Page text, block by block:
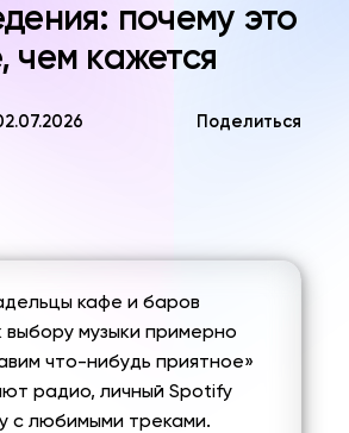
почему это
чем кажется
Поделиться
кафе и баров
выбору музыки примерно
что-нибудь приятное»
радио, личный Spotify
с любимыми треками.